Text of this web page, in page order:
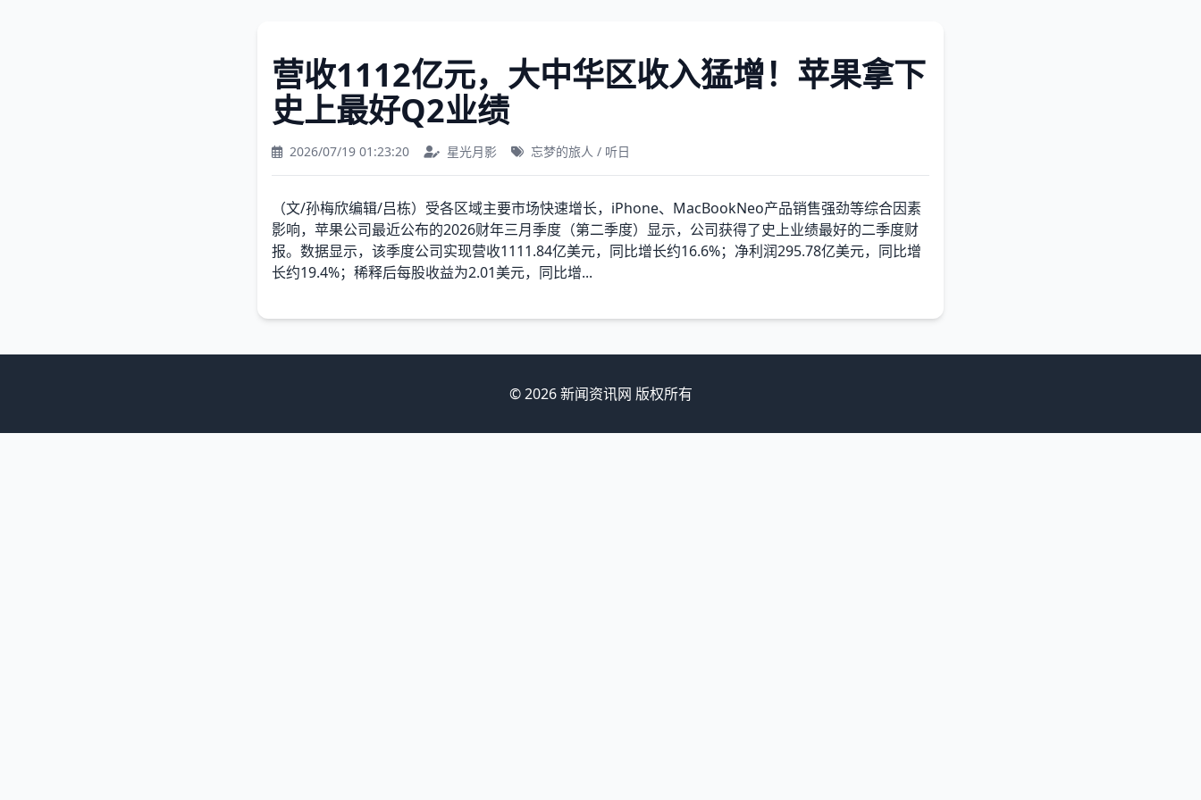
营收1112亿元，大中华区收入猛增！苹果拿下
史上最好Q2业绩
2026/07/19 01:23:20 星光月影 忘梦的旅人 / 听日
（文/孙梅欣编辑/吕栋）受各区域主要市场快速增长，iPhone、MacBookNeo产品销售强劲等综合因素
影响，苹果公司最近公布的2026财年三月季度（第二季度）显示，公司获得了史上业绩最好的二季度财
报。数据显示，该季度公司实现营收1111.84亿美元，同比增长约16.6%；净利润295.78亿美元，同比增
长约19.4%；稀释后每股收益为2.01美元，同比增...
© 2026 新闻资讯网 版权所有